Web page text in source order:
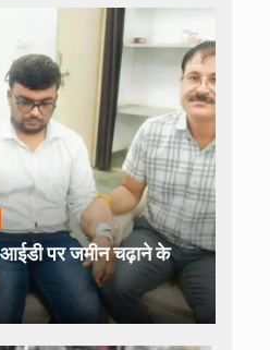
आईडी पर जमीन चढ़ाने के